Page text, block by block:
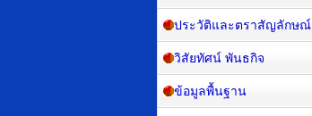
ประวัติและตราสัญลักษณ์
วิสัยทัศน์ พันธกิจ
ข้อมูลพื้นฐาน